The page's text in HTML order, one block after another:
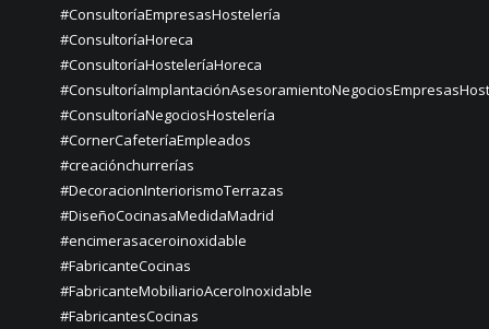
#ConsultoríaEmpresasHostelería
#ConsultoríaHoreca
#ConsultoríaHosteleríaHoreca
#ConsultoríaNegociosHostelería
#CornerCafeteríaEmpleados
#creaciónchurrerías
#DecoracionInteriorismoTerrazas
#DiseñoCocinasaMedidaMadrid
#encimerasaceroinoxidable
#FabricanteCocinas
#FabricanteMobiliarioAceroInoxidable
#FabricantesCocinas